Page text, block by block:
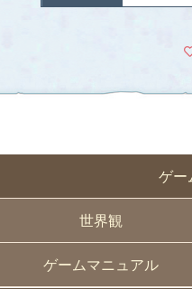
ゲー
世界観
ゲームマニュアル